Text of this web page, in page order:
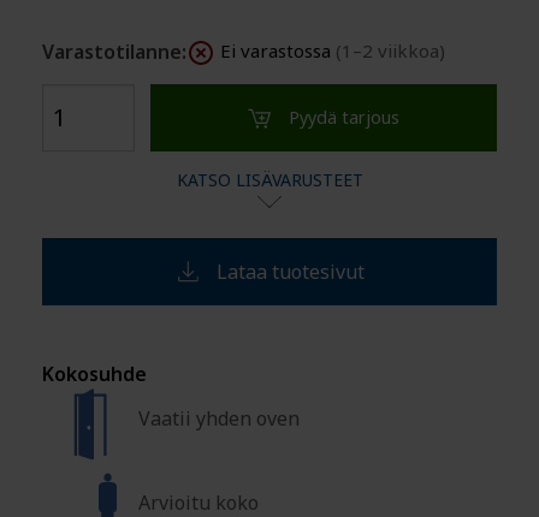
Kokosuhde
Vaatii yhden oven
Arvioitu koko
Varastotilanne: Ei varastossa (1–2 viikkoa)
Pyydä tarjous
KATSO LISÄVARUSTEET
Lataa tuotesivut